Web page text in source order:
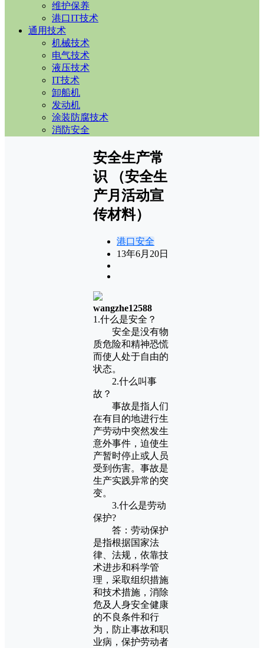
维护保养
港口IT技术
通用技术
机械技术
电气技术
液压技术
IT技术
卸船机
发动机
涂装防腐技术
消防安全
安全生产常
识 （安全生
产月活动宣
传材料）
港口安全
13年6月20日
wangzhe12588
1.什么是安全？
安全是没有物
质危险和精神恐慌
而使人处于自由的
状态。
2.什么叫事
故？
事故是指人们
在有目的地进行生
产劳动中突然发生
意外事件，迫使生
产暂时停止或人员
受到伤害。事故是
生产实践异常的突
变。
3.什么是劳动
保护?
答：劳动保护
是指根据国家法
律、法规，依靠技
术进步和科学管
理，采取组织措施
和技术措施，消除
危及人身安全健康
的不良条件和行
为，防止事故和职
业病，保护劳动者